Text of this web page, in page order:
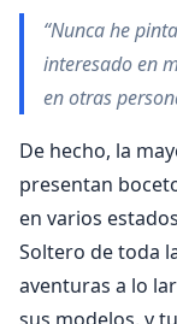
“Nunca he
interesado en
en otras
De hecho, la
presentan
en varios
Soltero de toda
aventuras a lo